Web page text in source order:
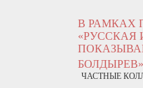
В РАМКАХ
«РУССКАЯ
БОЛДЫРЕВ»
ЧАСТНЫЕ